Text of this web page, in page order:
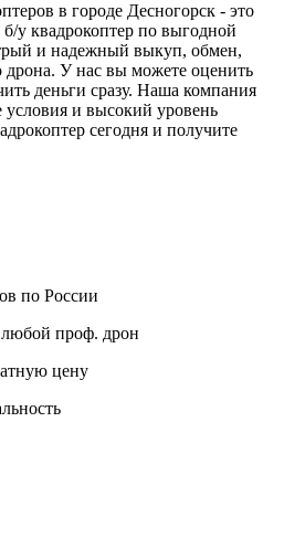
в городе Десногорск - это
у квадрокоптер по выгодной
и надежный выкуп, обмен,
дрона. У нас вы можете оценить
деньги сразу. Наша компания
условия и высокий уровень
сегодня и получите
по России
проф. дрон
цену